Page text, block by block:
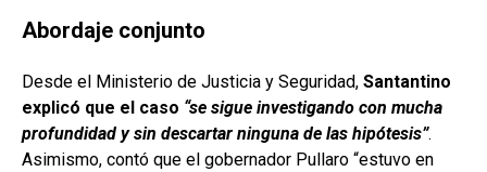
Abordaje conjunto
Desde el Ministerio de Justicia y Seguridad, Santantino
explicó que el caso “se sigue investigando con mucha
profundidad y sin descartar ninguna de las hipótesis”.
Asimismo, contó que el gobernador Pullaro “estuvo en